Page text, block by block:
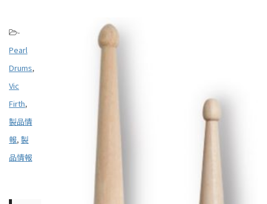
-
Pearl
Drums,
Vic
Firth,
製品情
報, 製
品情報